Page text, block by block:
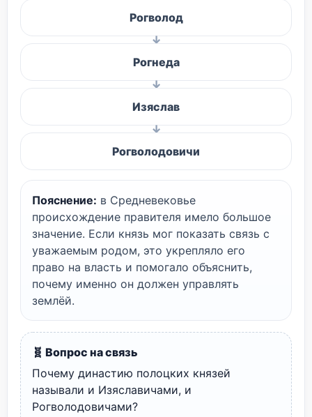
Рогволод
Рогнеда
Изяслав
Рогволодовичи
Пояснение: в Средневековье
происхождение правителя имело большое
значение. Если князь мог показать связь с
уважаемым родом, это укрепляло его
право на власть и помогало объяснить,
почему именно он должен управлять
землёй.
🧬 Вопрос на связь
Почему династию полоцких князей
называли и Изяславичами, и
Рогволодовичами?